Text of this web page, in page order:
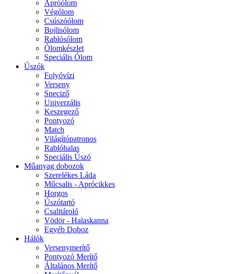
Apróólom
Végólom
Csúszóólom
Bojlisólom
Rablósólom
Ólomkészlet
Speciális Ólom
Úszók
Folyóvízi
Verseny
Sneciző
Univerzális
Keszegező
Pontyozó
Match
Világítópatronos
Rablóhalas
Speciális Úszó
Műanyag dobozok
Szerelékes Láda
Műcsalis - Aprócikkes
Horgos
Úszótartó
Csalitároló
Vödör - Halaskanna
Egyéb Doboz
Hálók
Versenymerítő
Pontyozó Merítő
Általános Merítő